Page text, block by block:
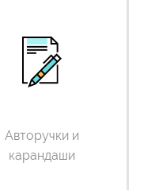
Авторучки и
карандаши